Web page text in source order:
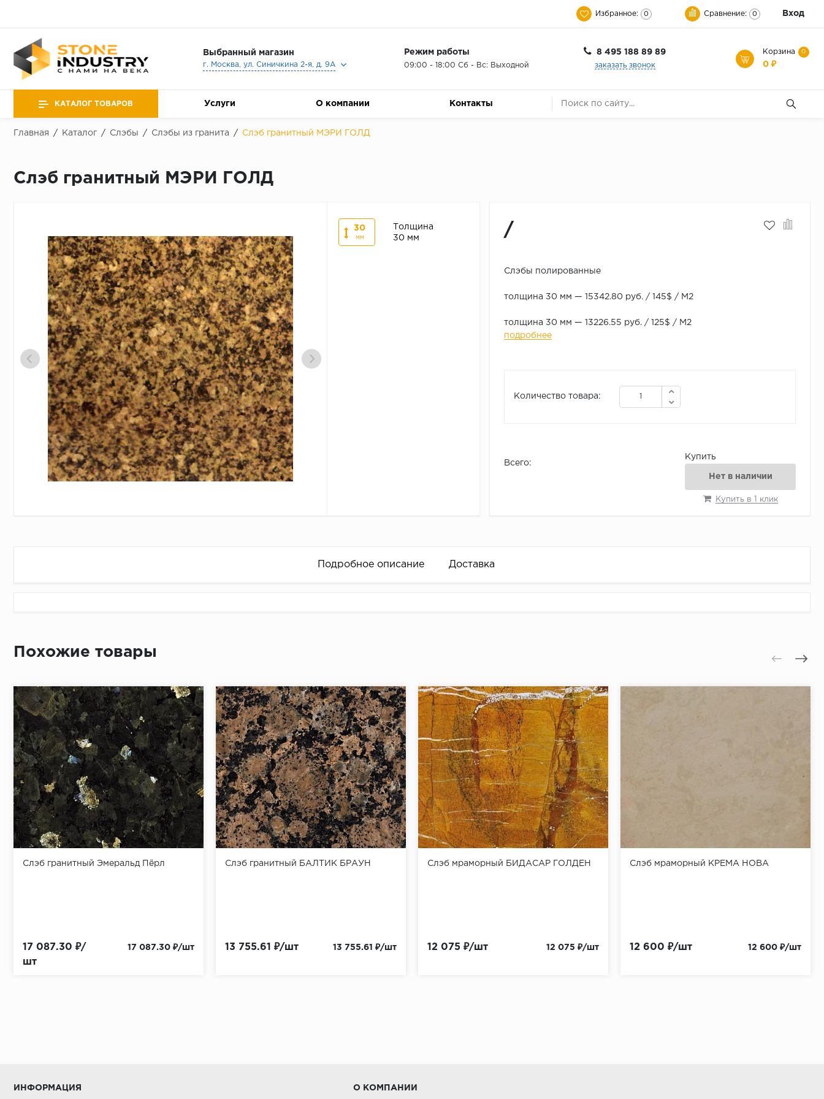
Избранное: 0 Сравнение: 0 Вход
Выбранный магазин
г. Москва, ул. Синичкина 2-я, д. 9А
Режим работы
09:00 - 18:00 Сб - Вс: Выходной
8 495 188 89 89
заказать звонок
Корзина 0
0 ₽
КАТАЛОГ ТОВАРОВ Услуги О компании Контакты
Главная / Каталог / Слэбы / Слэбы из гранита / Слэб гранитный МЭРИ ГОЛД
Слэб гранитный МЭРИ ГОЛД
30
мм
Толщина
30 мм
/
Слэбы полированные
толщина 30 мм — 15342.80 руб. / 145$ / М2
толщина 30 мм — 13226.55 руб. / 125$ / М2
подробнее
Количество товара:
Всего:
Купить
Нет в наличии
Купить в 1 клик
Подробное описание Доставка
толщина 30 мм — 15342.80 руб. / 145$ / М2
Слэбы термообработанные
толщина 30 мм — 15342.80 руб. / 145$ / М2
Похожие товары
Слэб гранитный Эмеральд Пёрл
17 087.30 ₽/
шт
17 087.30 ₽/шт
Слэб гранитный БАЛТИК БРАУН
13 755.61 ₽/шт 13 755.61 ₽/шт
Слэб мраморный БИДАСАР ГОЛДЕН
12 075 ₽/шт 12 075 ₽/шт
Слэб мраморный КРЕМА НОВА
12 600 ₽/шт 12 600 ₽/шт
ИНФОРМАЦИЯ О КОМПАНИИ